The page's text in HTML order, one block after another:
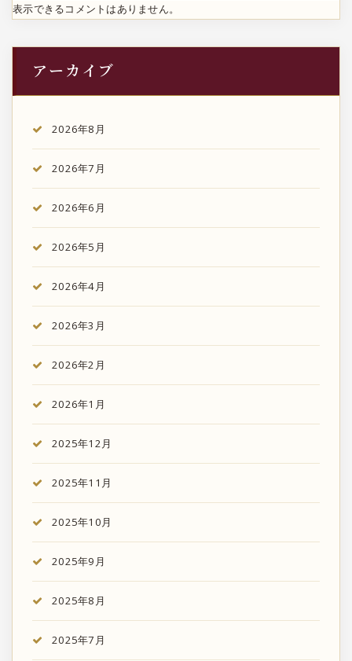
表示できるコメントはありません。
アーカイブ
2026年8月
2026年7月
2026年6月
2026年5月
2026年4月
2026年3月
2026年2月
2026年1月
2025年12月
2025年11月
2025年10月
2025年9月
2025年8月
2025年7月